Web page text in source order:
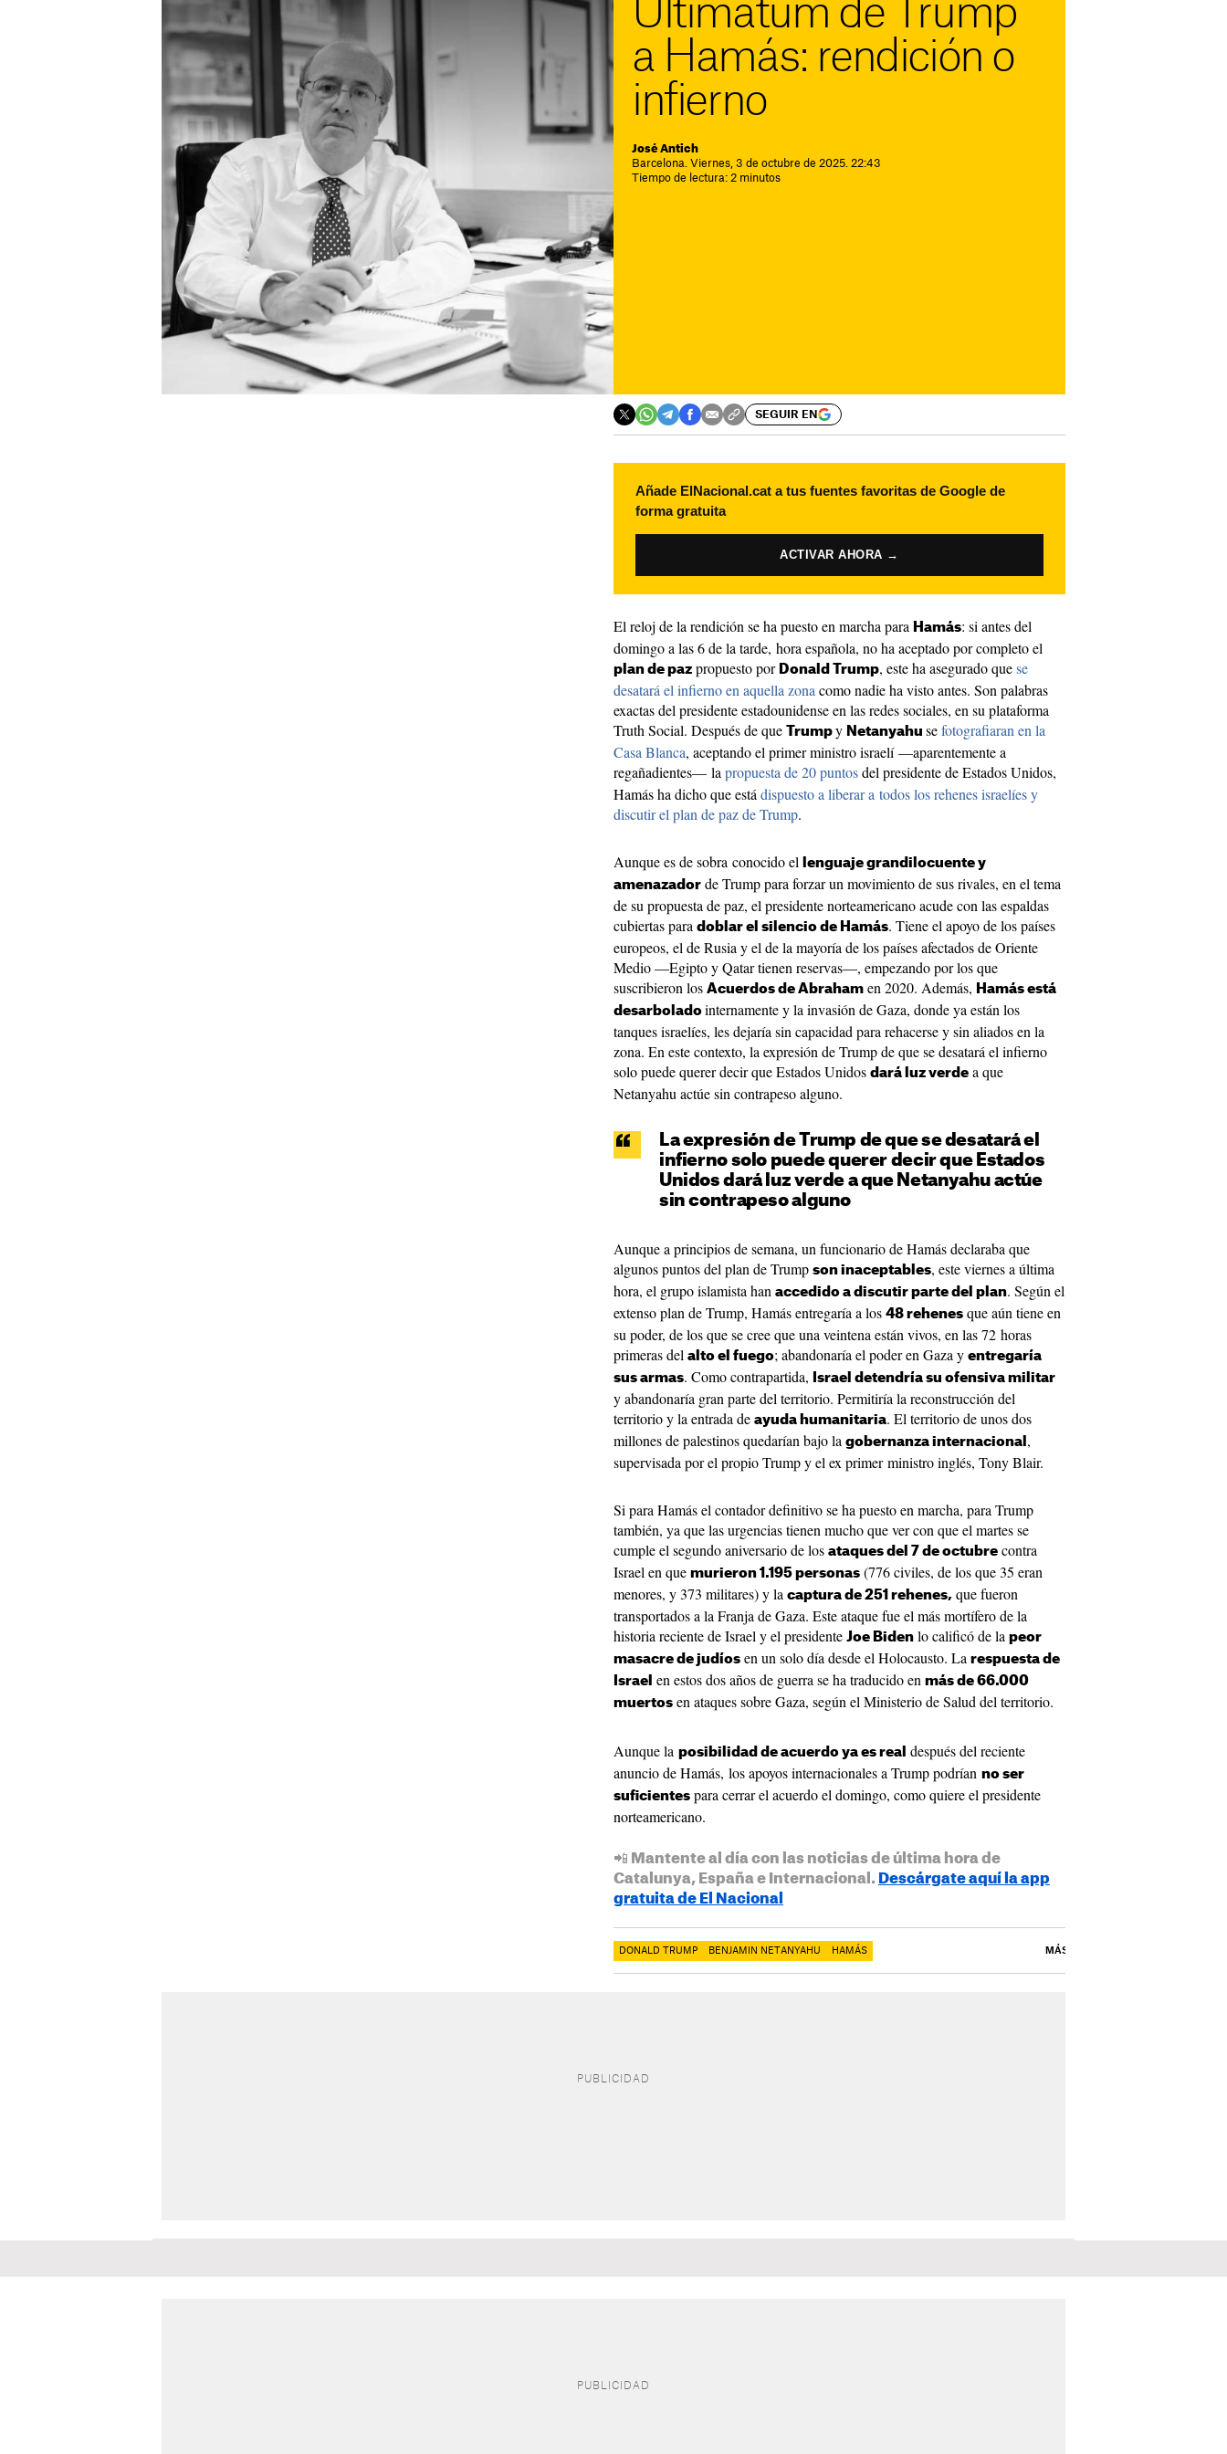
Ultimátum de Trump
a Hamás: rendición o
infierno
José Antich
Barcelona. Viernes, 3 de octubre de 2025. 22:43
Tiempo de lectura: 2 minutos
SEGUIR EN
Añade ElNacional.cat a tus fuentes favoritas de Google de
forma gratuita
ACTIVAR AHORA →
El reloj de la rendición se ha puesto en marcha para Hamás: si antes del
domingo a las 6 de la tarde, hora española, no ha aceptado por completo el
plan de paz propuesto por Donald Trump, este ha asegurado quese
desatará el infierno en aquella zona como nadie ha visto antes. Son palabras
exactas del presidente estadounidense en las redes sociales, en su plataforma
Truth Social. Después de que
Trump y Netanyahu sefotografiaran en la
Casa Blanca, aceptando el primer ministro israelí —aparentemente a
regañadientes— la propuesta de 20 puntosdel presidente de Estados Unidos,
Hamás ha dicho que está dispuesto a liberar a todos los rehenes israelíes y
discutir el plan de paz de Trump.
Aunque es de sobra conocido el
lenguaje grandilocuente y
amenazador de Trump para forzar un movimiento de sus rivales, en el tema
de su propuesta de paz, el presidente norteamericano acude con las espaldas
cubiertas para doblar el silencio de Hamás. Tiene el apoyo de los países
europeos, el de Rusia y el de la mayoría de los países afectados de Oriente
Medio —Egipto y Qatar tienen reservas—, empezando por los que
suscribieron los Acuerdos de Abraham en 2020. Además, Hamás está
desarbolado internamente y la invasión de Gaza, donde ya están los
tanques israelíes, les dejaría sin capacidad para rehacerse y sin aliados en la
zona. En este contexto, la expresión de Trump de que se desatará el infierno
solo puede querer decir que Estados Unidos dará luz verde a que
Netanyahu actúe sin contrapeso alguno.
La expresión de Trump de que se desatará el
infierno solo puede querer decir que Estados
Unidos dará luz verde a que Netanyahu actúe
sin contrapeso alguno
Aunque a principios de semana, un funcionario de Hamás declaraba que
algunos puntos del plan de Trump son inaceptables, este viernes a última
hora, el grupo islamista han accedido a discutir parte del plan. Según el
extenso plan de Trump, Hamás entregaría a los 48 rehenes que aún tiene en
su poder, de los que se cree que una veintena están vivos, en las 72 horas
primeras del alto el fuego; abandonaría el poder en Gaza y entregaría
sus armas. Como contrapartida, Israel detendría su ofensiva militar
y abandonaría gran parte del territorio. Permitiría la reconstrucción del
territorio y la entrada de ayuda humanitaria. El territorio de unos dos
millones de palestinos quedarían bajo la gobernanza internacional ,
supervisada por el propio Trump y el ex primer ministro inglés, Tony Blair.
Si para Hamás el contador definitivo se ha puesto en marcha, para Trump
también, ya que las urgencias tienen mucho que ver con que el martes se
cumple el segundo aniversario de los ataques del 7 de octubre contra
Israel en que murieron 1.195 personas (776 civiles, de los que 35 eran
menores, y 373 militares) y la captura de 251 rehenes, que fueron
transportados a la Franja de Gaza. Este ataque fue el más mortífero de la
historia reciente de Israel y el presidente Joe Biden lo calificó de la peor
masacre de judíos en un solo día desde el Holocausto. La respuesta de
Israel en estos dos años de guerra se ha traducido en más de 66.000
muertos en ataques sobre Gaza, según el Ministerio de Salud del territorio.
Aunque la posibilidad de acuerdo ya es real después del reciente
anuncio de Hamás, los apoyos internacionales a Trump podrían no ser
suficientes para cerrar el acuerdo el domingo, como quiere el presidente
norteamericano.
📲 Mantente al día con las noticias de última hora de
Catalunya, España e Internacional. Descárgate aquí la app
gratuita de El Nacional
DONALD TRUMP BENJAMIN NETANYAHU HAMÁS MÁS